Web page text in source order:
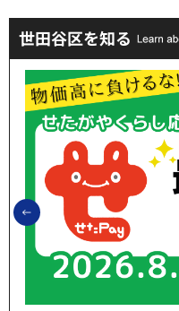
世田谷区を知る
前のスライドを表示